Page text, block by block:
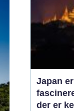
Japan
der er